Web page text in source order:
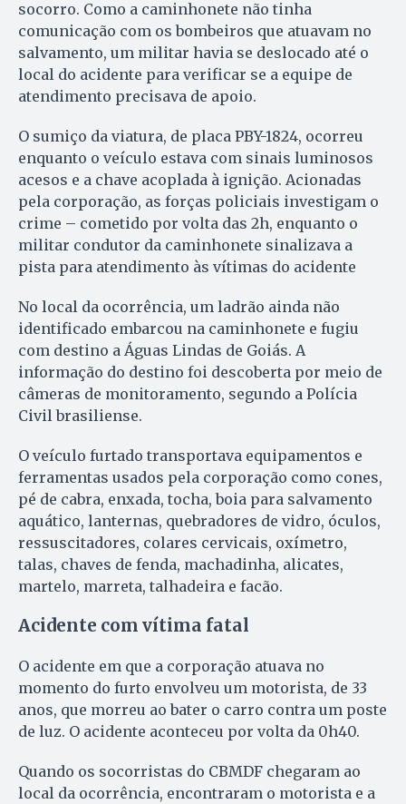
socorro. Como a caminhonete não tinha
comunicação com os bombeiros que atuavam no
salvamento, um militar havia se deslocado até o
local do acidente para verificar se a equipe de
atendimento precisava de apoio.
O sumiço da viatura, de placa PBY-1824, ocorreu
enquanto o veículo estava com sinais luminosos
acesos e a chave acoplada à ignição. Acionadas
pela corporação, as forças policiais investigam o
crime – cometido por volta das 2h, enquanto o
militar condutor da caminhonete sinalizava a
pista para atendimento às vítimas do acidente
No local da ocorrência, um ladrão ainda não
identificado embarcou na caminhonete e fugiu
com destino a Águas Lindas de Goiás. A
informação do destino foi descoberta por meio de
câmeras de monitoramento, segundo a Polícia
Civil brasiliense.
O veículo furtado transportava equipamentos e
ferramentas usados pela corporação como cones,
pé de cabra, enxada, tocha, boia para salvamento
aquático, lanternas, quebradores de vidro, óculos,
ressuscitadores, colares cervicais, oxímetro,
talas, chaves de fenda, machadinha, alicates,
martelo, marreta, talhadeira e facão.
Acidente com vítima fatal
O acidente em que a corporação atuava no
momento do furto envolveu um motorista, de 33
anos, que morreu ao bater o carro contra um poste
de luz. O acidente aconteceu por volta da 0h40.
Quando os socorristas do CBMDF chegaram ao
local da ocorrência, encontraram o motorista e a